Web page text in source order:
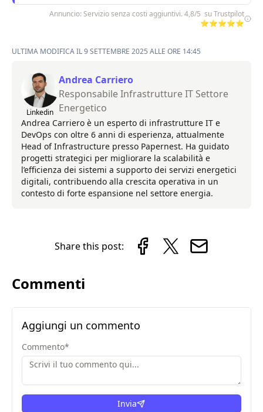
Annuncio: Servizio senza costi aggiuntivi. 4,8/5 su Trustpilot
⭐⭐⭐⭐⭐
ULTIMA MODIFICA IL 9 SETTEMBRE 2025 ALLE ORE 14:45
Linkedin
Andrea Carriero
Responsabile Infrastrutture IT Settore
Energetico
Andrea Carriero è un esperto di infrastrutture IT e
DevOps con oltre 6 anni di esperienza, attualmente
Head of Infrastructure presso Papernest. Ha guidato
progetti strategici per migliorare la scalabilità e
l’efficienza dei sistemi a supporto dei servizi energetici
digitali, contribuendo alla crescita operativa in un
contesto di forte espansione nel settore energia.
Share this post:
Commenti
Aggiungi un commento
Commento*
Invia